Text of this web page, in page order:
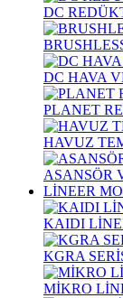
DC
DC HAVA
PLANET
HAVUZ
ASANSÖR
LİNEER
KAIDI
KGRA
MİKRO